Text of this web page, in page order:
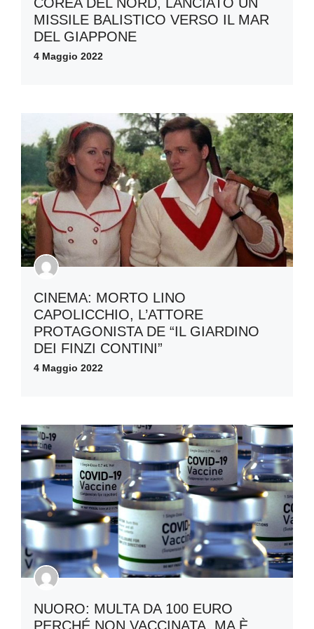
MISSILE BALISTICO VERSO IL MAR
DEL GIAPPONE
4 Maggio 2022
CINEMA: MORTO LINO
CAPOLICCHIO, L’ATTORE
PROTAGONISTA DE “IL GIARDINO
DEI FINZI CONTINI”
4 Maggio 2022
NUORO: MULTA DA 100 EURO
PERCHÉ NON VACCINATA, MA È